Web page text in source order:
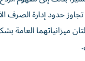
حدود إدارة الصرف
ميزانياتهما العامة